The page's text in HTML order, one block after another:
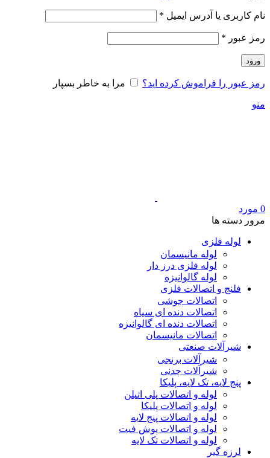
نام کاربری یا آدرس ایمیل *
رمز عبور *
ورود
رمز عبور را فراموش کرده اید؟ مرا به خاطر بسپار
منو
0 مورد
مرور دسته ها
لوله فلزی
لوله مانیسمان
لوله فلزی درز دار
لوله گالوانیزه
فلنج و اتصالات فلزی
اتصالات جوشی
اتصالات دنده ای سیاه
اتصالات دنده ای گالوانیزه
اتصالات مانیسمان
شیرآلات صنعتی
شیرآلات برنجی
شیرآلات چدنی
پنج لایه، تک لایه، پلیکا
لوله و اتصالات پلی اتیلن
لوله و اتصالات پلیکا
لوله و اتصالات پنج لایه
لوله و اتصالات پوش فیت
لوله و اتصالات تک لایه
لرزه گیر